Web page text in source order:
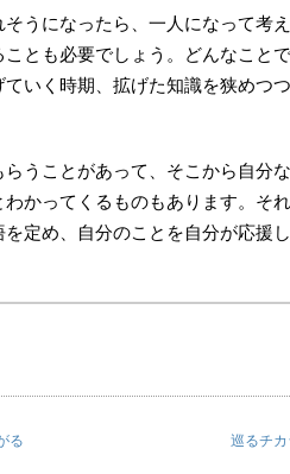
そうになったら、一人になって考
とも必要でしょう。どんなこと
いく時期、拡げた知識を狭めつ
うことがあって、そこから自分
わかってくるものもあります。そ
定め、自分のことを自分が応援
る 巡るチカ